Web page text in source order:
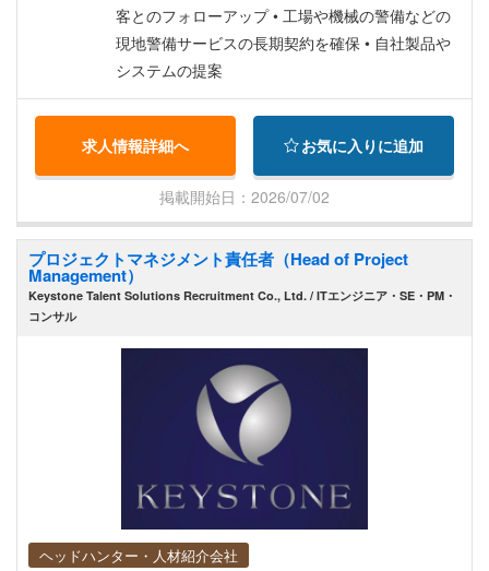
客とのフォローアップ • 工場や機械の警備などの
現地警備サービスの長期契約を確保 • 自社製品や
システムの提案
求人情報詳細へ お気に入りに追加
掲載開始日：2026/07/02
プロジェクトマネジメント責任者（Head of Project
Management）
Keystone Talent Solutions Recruitment Co., Ltd. / ITエンジニア・SE・PM・
コンサル
ヘッドハンター・人材紹介会社